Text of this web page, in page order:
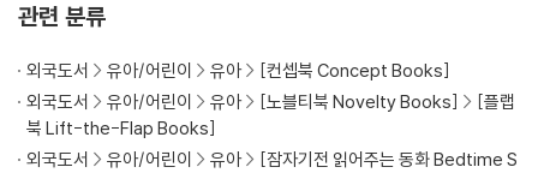
관련 분류
외국도서 유아/어린이 유아
[컨셉북 Concept Books]
외국도서
유아/어린이 유아 [노블티북 Novelty Books]
[플랩
북 Lift-the-Flap Books]
외국도서
유아/어린이 유아
[잠자기전 읽어주는 동화 Bedtime S